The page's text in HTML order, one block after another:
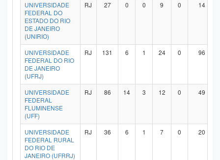
UNIVERSIDADE
FEDERAL DO
ESTADO DO RIO
DE JANEIRO
(UNIRIO)
RJ 27 0 0 9 0 14
UNIVERSIDADE
FEDERAL DO RIO
DE JANEIRO
(UFRJ)
RJ 131 6 1 24 0 96
UNIVERSIDADE
FEDERAL
FLUMINENSE
(UFF)
RJ 86 14 3 12 0 49
UNIVERSIDADE
FEDERAL RURAL
DO RIO DE
JANEIRO (UFRRJ)
RJ 36 6 1 7 0 20